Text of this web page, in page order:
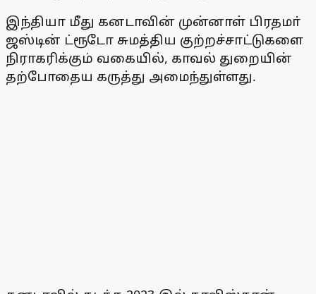
இந்தியா மீது கனடாவின் முன்னாள் பிரதமா்
ஜஸ்டின் ட்ரூடோ சுமத்திய குற்றச்சாட்டுகளை
நிராகரிக்கும் வகையில், காவல் துறையின்
தற்போதைய கருத்து அமைந்துள்ளது.